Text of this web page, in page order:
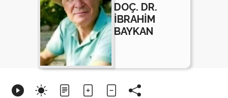
DOÇ. DR.
İBRAHİM
BAYKAN